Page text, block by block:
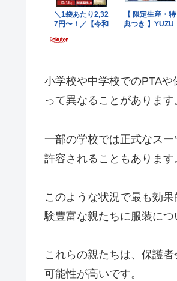
小学校や中学校でのPTA
って異なることがあります
一部の学校では正式なス
許容されることもあります
このような状況で最も効
験豊富な親たちに服装につ
これらの親たちは、保護
可能性が高いです。